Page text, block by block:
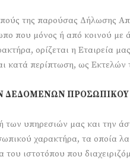
της παρούσας Δήλωσης
που μόνος ή από κοινού με
ορίζεται η Εταιρεία
κατά περίπτωση, ως
ΔΕΔΟΜΕΝΩΝ
υπηρεσιών μας και την
χαρακτήρα, τα οποία
του ιστοτόπου που